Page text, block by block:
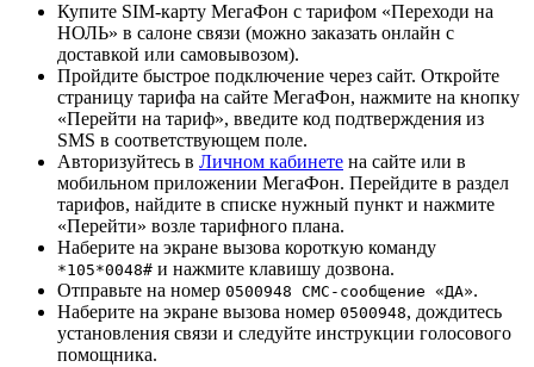
Купите SIM-карту МегаФон с тарифом «Переходи на
НОЛЬ» в салоне связи (можно заказать онлайн с
доставкой или самовывозом).
Пройдите быстрое подключение через сайт. Откройте
страницу тарифа на сайте МегаФон, нажмите на кнопку
«Перейти на тариф», введите код подтверждения из
SMS в соответствующем поле.
Авторизуйтесь в Личном кабинете на сайте или в
мобильном приложении МегаФон. Перейдите в раздел
тарифов, найдите в списке нужный пункт и нажмите
«Перейти» возле тарифного плана.
Наберите на экране вызова короткую команду
*105*0048# и нажмите клавишу дозвона.
Отправьте на номер 0500948 СМС-сообщение «ДА».
Наберите на экране вызова номер 0500948, дождитесь
установления связи и следуйте инструкции голосового
помощника.